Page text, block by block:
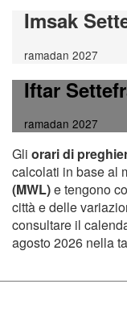
Imsak
ramadan 2027
Iftar
ramadan 2027
Gli orari di
calcolati in base al
(MWL)e tengono
città e delle
consultare il
agosto 2026 nella